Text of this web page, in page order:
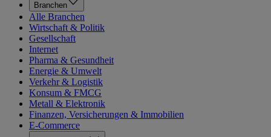
Branchen
Alle Branchen
Wirtschaft & Politik
Gesellschaft
Internet
Pharma & Gesundheit
Energie & Umwelt
Verkehr & Logistik
Konsum & FMCG
Metall & Elektronik
Finanzen, Versicherungen & Immobilien
E-Commerce